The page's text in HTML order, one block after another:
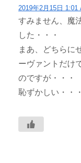
2019年2月15日 1:01
すみません、魔
した・・・
まあ、どちらに
ーヴァントだけ
のですが・・・
恥ずかしい・・